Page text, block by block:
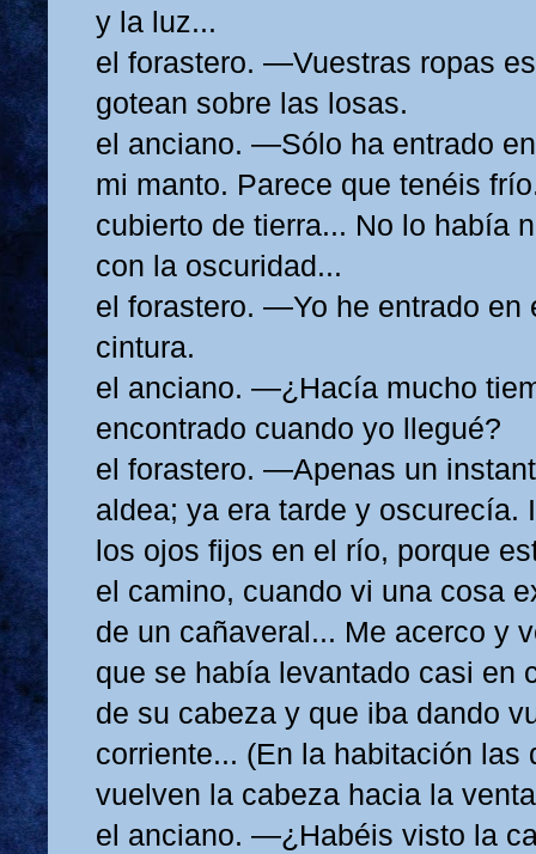
y la luz...
el forastero. —Vuestras ropas
gotean sobre las losas.
el anciano. —Sólo ha entrado
mi manto. Parece que tenéis
cubierto de tierra... No lo había
con la oscuridad...
el forastero. —Yo he entrado en
cintura.
el anciano. —¿Hacía mucho
encontrado cuando yo llegué?
el forastero. —Apenas un
aldea; ya era tarde y oscurecía.
los ojos fijos en el río, porque
el camino, cuando vi una cosa
de un cañaveral... Me acerco y
que se había levantado casi en
de su cabeza y que iba dando
corriente... (En la habitación las
vuelven la cabeza hacia la
el anciano. —¿Habéis visto la